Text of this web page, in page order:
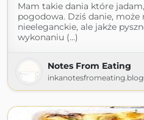
Mam takie dania które
pogodowa. Dziś danie,
nieeleganckie, ale jakże
wykonaniu (...)
Notes From Eating